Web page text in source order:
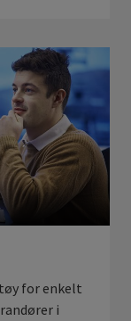
for enkelt
i